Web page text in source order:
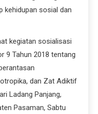
kehidupan sosial dan
kegiatan sosialisasi
9 Tahun 2018 tentang
dan Zat Adiktif
Ladang Panjang,
Pasaman, Sabtu